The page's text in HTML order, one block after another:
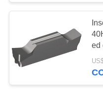
VISITA
ALLA
FABBRICA
carburo
ed